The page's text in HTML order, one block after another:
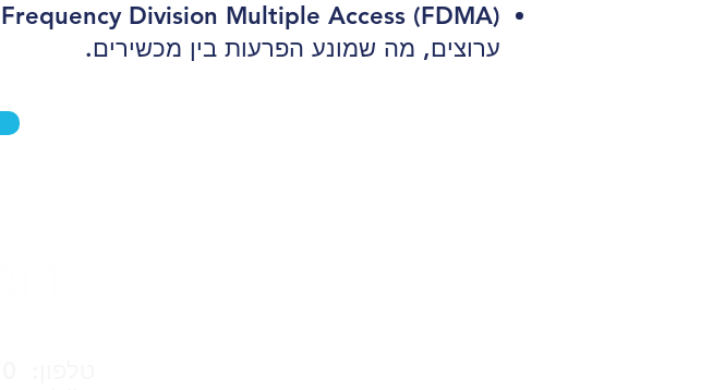
ערוצים, מה שמונע הפרעות בין מכשירים.